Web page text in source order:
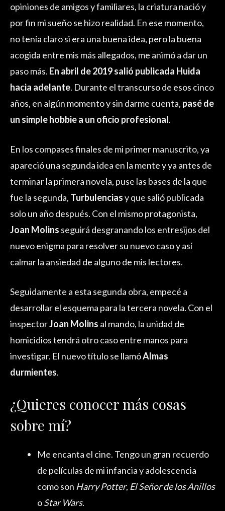
opiniones de amigos y familiares, la criatura nació y
por fin mi sueño se hizo realidad. En ese momento,
no tenía claro si era una buena idea, pero la buena
acogida entre mis más allegados, me animó a dar un
paso más. En abril de 2019 salió publicada Huida
hacia adelante. Durante el transcurso de esos cinco
años, en algún momento y sin darme cuenta, pasé de
un simple hobbie a un oficio profesional.
En los compases finales de mi primer manuscrito, ya
apareció una segunda idea en la mente y ya antes de
terminar la primera novela, puse las bases de la que
fue la segunda, Turbulenciasy que salió publicada
solo un año después. Con el mismo protagonista,
Joan Molins seguirá desgranando los entresijos del
nuevo enigma para resolver su nuevo caso y así
calmar la ansiedad de alguno de mis lectores.
Seguidamente a esta segunda obra, empecé a
desarrollar el esquema para la tercera novela. Con el
inspectorJoan Molins al mando, la unidad de
homicidios tendrá otro caso entre manos para
investigar. El nuevo título se llamóAlmas
durmientes.
¿Quieres conocer más cosas
sobre mí?
Me encanta el cine. Tengo un gran recuerdo
de películas de mi infancia y adolescencia
como son Harry Potter, El Señor de los Anillos
oStar Wars.